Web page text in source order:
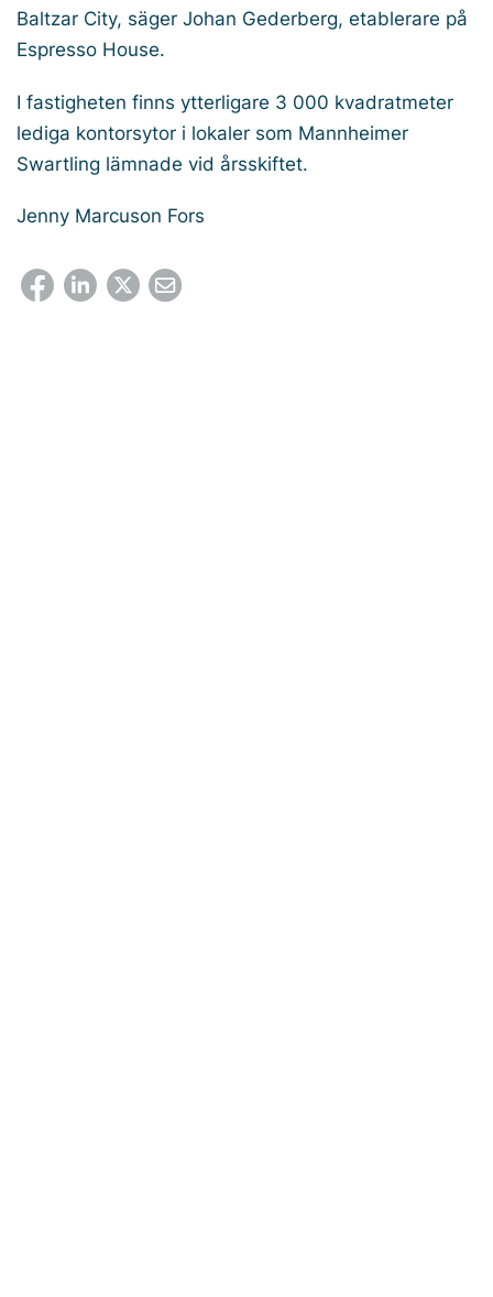
Baltzar City, säger Johan Gederberg, etablerare på
Espresso House.
I fastigheten finns ytterligare 3 000 kvadratmeter
lediga kontorsytor i lokaler som Mannheimer
Swartling lämnade vid årsskiftet.
Jenny Marcuson Fors